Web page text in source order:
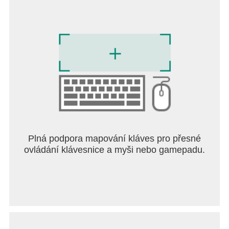
Plná podpora mapování kláves pro přesné
ovládání klávesnice a myši nebo gamepadu.